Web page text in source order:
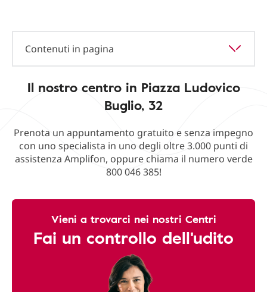
Contenuti in pagina
Il nostro centro in Piazza Ludovico
Buglio, 32
Prenota un appuntamento gratuito e senza impegno
con uno specialista in uno degli oltre 3.000 punti di
assistenza Amplifon, oppure chiama il numero verde
800 046 385!
Vieni a trovarci nei nostri Centri
Fai un controllo dell'udito